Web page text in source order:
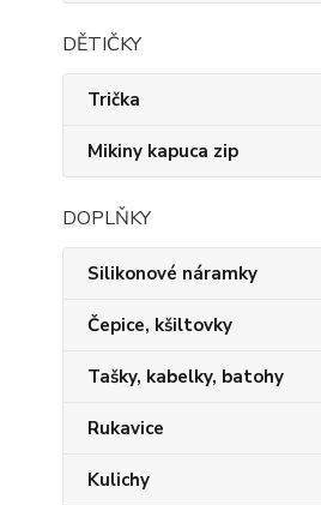
DĚTIČKY
Trička
Mikiny kapuca zip
DOPLŇKY
Silikonové náramky
Čepice, kšiltovky
Tašky, kabelky, batohy
Rukavice
Kulichy